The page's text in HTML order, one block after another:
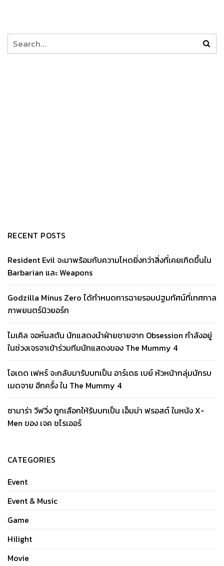
RECENT POSTS
Resident Evil จะมาพร้อมกับความโหดยิ่งกว่าสิ่งที่เคยเกิดขึ้นใน
Barbarian และ Weapons
Godzilla Minus Zero ได้กำหนดการฉายรอบปฐมทัศน์ที่เทศกาล
ภาพยนตร์นิวยอร์ก
ไมเคิล จอห์นสตัน นักแสดงนำฝ่ายชายจาก Obsession กำลังอยู่
ในช่วงเจรจาเข้าร่วมทีมนักแสดงของ The Mummy 4
โอเดด เฟหร์ จะกลับมารับบทเป็น อาร์เดธ เบย์ หัวหน้ากลุ่มนักรบ
เมดจาย อีกครั้ง ใน The Mummy 4
ซามาร่า วีฟวิ่ง ถูกเลือกให้รับบทเป็น เอ็มม่า ฟรอสต์ ในหนัง X-
Men ของ เจค ชไรเออร์
CATEGORIES
Event
Event & Music
Game
Hilight
Movie